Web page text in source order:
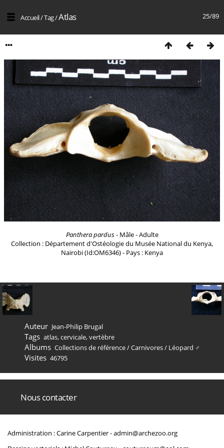
25/89
Accueil/Tag/Atlas
Panthera pardus- Mâle - Adulte
Collection : Département d'Ostéologie du Musée National du Kenya,
Nairobi (Id:OM6346) - Pays : Kenya
Auteur Jean-Philip Brugal
Tags atlas,cervicale,vertèbre
Albums Collections de référence/Carnivores/ Léopard ♂
Visites 46795
Nous contacter
Administration : Carine Carpentier -admin@archezoo.org